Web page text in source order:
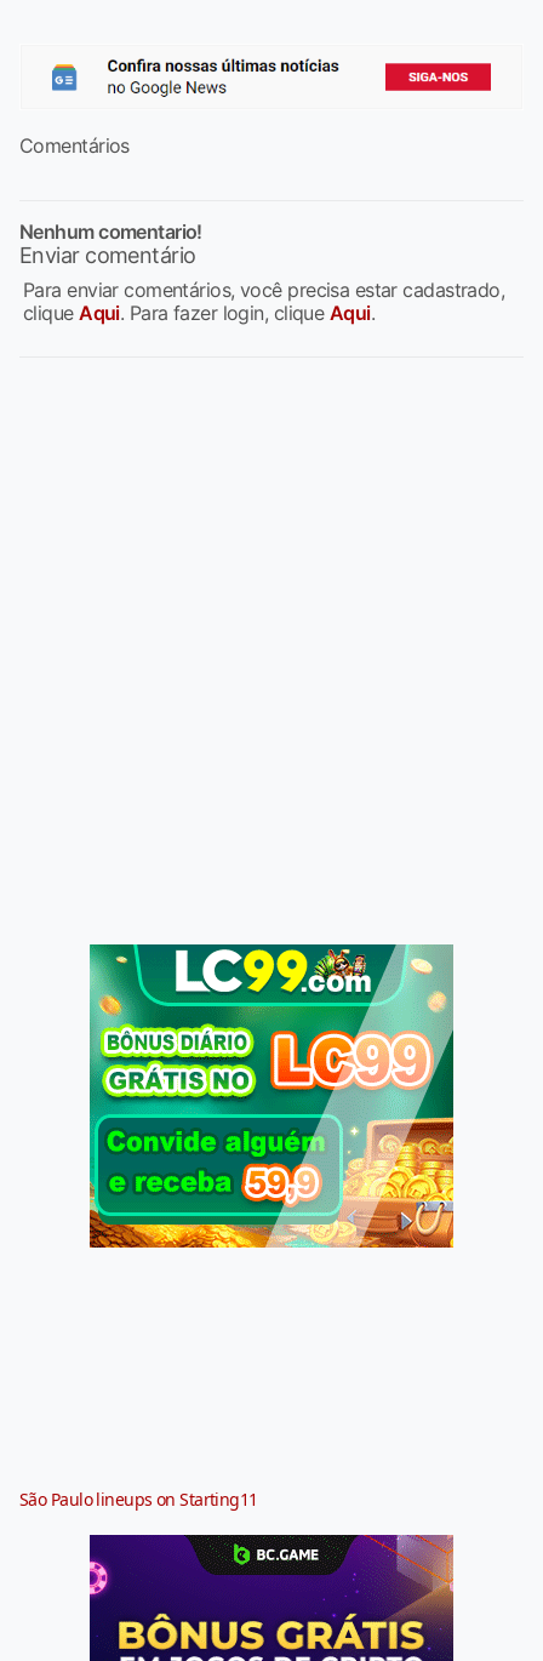
Comentários
Nenhum comentario!
Enviar comentário
Para enviar comentários, você precisa estar cadastrado,
cliqueAqui. Para fazer login, clique Aqui.
São Paulo lineups on Starting11